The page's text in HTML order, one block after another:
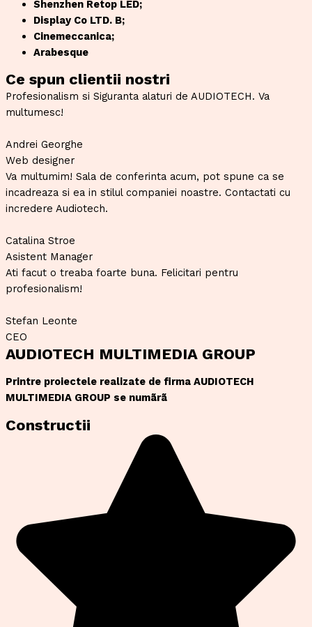
Shenzhen Retop LED;
Display Co LTD. B;
Cinemeccanica;
Arabesque
Ce spun clientii nostri
Profesionalism si Siguranta alaturi de AUDIOTECH. Va
multumesc!
Andrei Georghe
Web designer
Va multumim! Sala de conferinta acum, pot spune ca se
incadreaza si ea in stilul companiei noastre. Contactati cu
incredere Audiotech.
Catalina Stroe
Asistent Manager
Ati facut o treaba foarte buna. Felicitari pentru
profesionalism!
Stefan Leonte
CEO
AUDIOTECH MULTIMEDIA GROUP
Printre proiectele realizate de firma AUDIOTECH
MULTIMEDIA GROUP se numãrã
Constructii